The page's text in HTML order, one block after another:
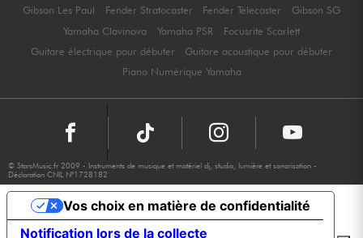
Gibson Les Paul Fender Stratocaster Fender Telecaster
Gibson SG
Yamaha Clavinova
Yamaha PSR
Focusrite Scarlett
Guitare électrique pour débuter
Guitare acoustique pour débuter
Piano Numérique Yamaha
© StarsMusic.fr 2009 - Instruments de musique et matériel dj, studio, lumière et sonorisation -
Déclaration CNIL N°1728182
Notification lors de la collecte
Vos choix en matière de confidentialité